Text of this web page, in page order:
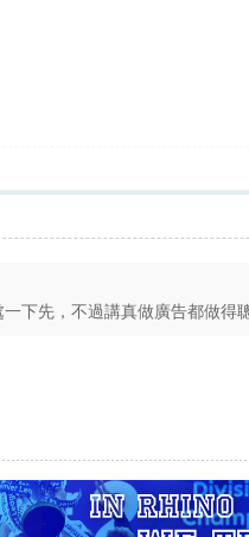
下先，不過講真做廣告都做得